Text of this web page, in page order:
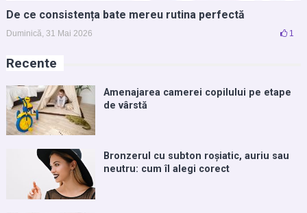
De ce consistența bate mereu rutina perfectă
Duminică, 31 Mai 2026 1
Recente
Amenajarea camerei copilului pe etape
de vârstă
Bronzerul cu subton roșiatic, auriu sau
neutru: cum îl alegi corect